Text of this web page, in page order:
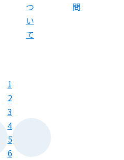
つ
い
て
問
1
2
3
4
5
6